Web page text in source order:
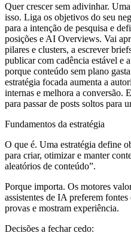
Quer crescer sem adivinhar.
isso. Liga os objetivos do seu
para a intenção de pesquisa e
posições e AI Overviews. Vai
pilares e clusters, a escrever
publicar com cadência estável e
porque conteúdo sem plano
estratégia focada aumenta a
internas e melhora a conversão.
para passar de posts soltos para
Fundamentos da estratégia
O que é. Uma estratégia define
para criar, otimizar e manter
aleatórios de conteúdo”.
Porque importa. Os motores
assistentes de IA preferem
provas e mostram experiência.
Decisões a fechar cedo: